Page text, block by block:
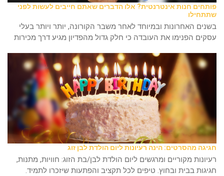
פותחים חנות אינטרנטית? אלו הדברים שאתם חייבים לעשות לפני
שתתחילו
בשנים האחרונות ובמיוחד לאחר משבר הקורונה, יותר ויותר בעלי
עסקים הפנימו את העובדה כי חלק גדול מהפדיון מגיע דרך מכירות
חגיגה מהסרטים: הינה רעיונות ליום הולדת לבן זוג
רעיונות מקוריים ומרגשים ליום הולדת לבן/בת הזוג: חוויות, מתנות,
חגיגות בבית ובחוץ. טיפים לכל תקציב והפתעות שיזכרו לתמיד.